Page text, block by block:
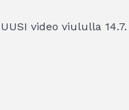
UUSI video viululla 14.7.